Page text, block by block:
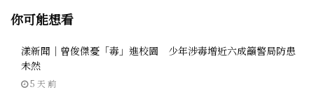
你可能想看
漾新聞｜曾俊傑憂「毒」進校園 少年涉毒增近六成籲警局防患
未然
5 天 前